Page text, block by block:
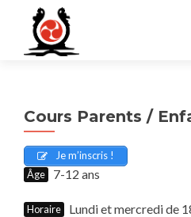
Cours Parents /
Je m’inscris !
Âge
7-12 ans
Horaire Lundi et mercredi de